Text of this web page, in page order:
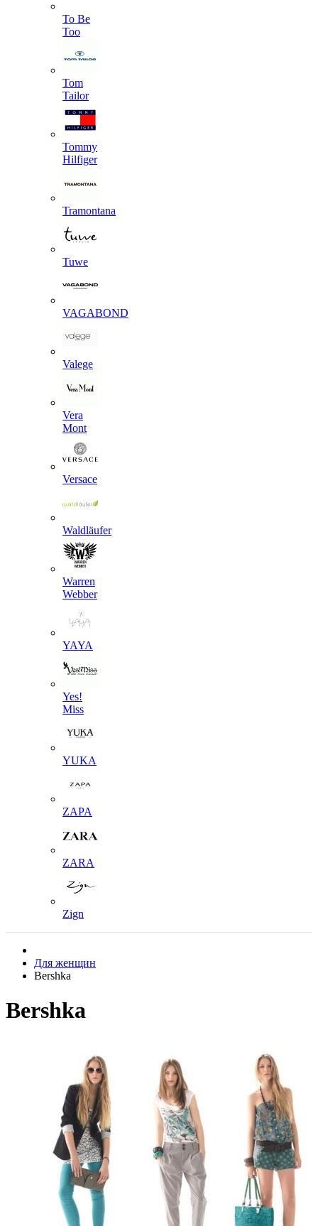
To Be
Too
Tom
Tailor
Tommy
Hilfiger
Tramontana
Tuwe
VAGABOND
Valege
Vera
Mont
Versace
Waldläufer
Warren
Webber
YAYA
Yes!
Miss
YUKA
ZAPA
ZARA
Zign
Для женщин
Bershka
Bershka